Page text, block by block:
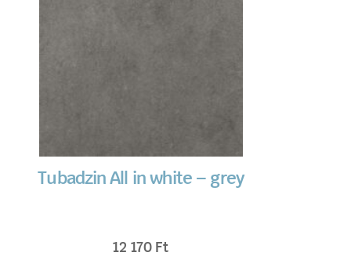
Tubadzin All in white – grey
12 170 Ft